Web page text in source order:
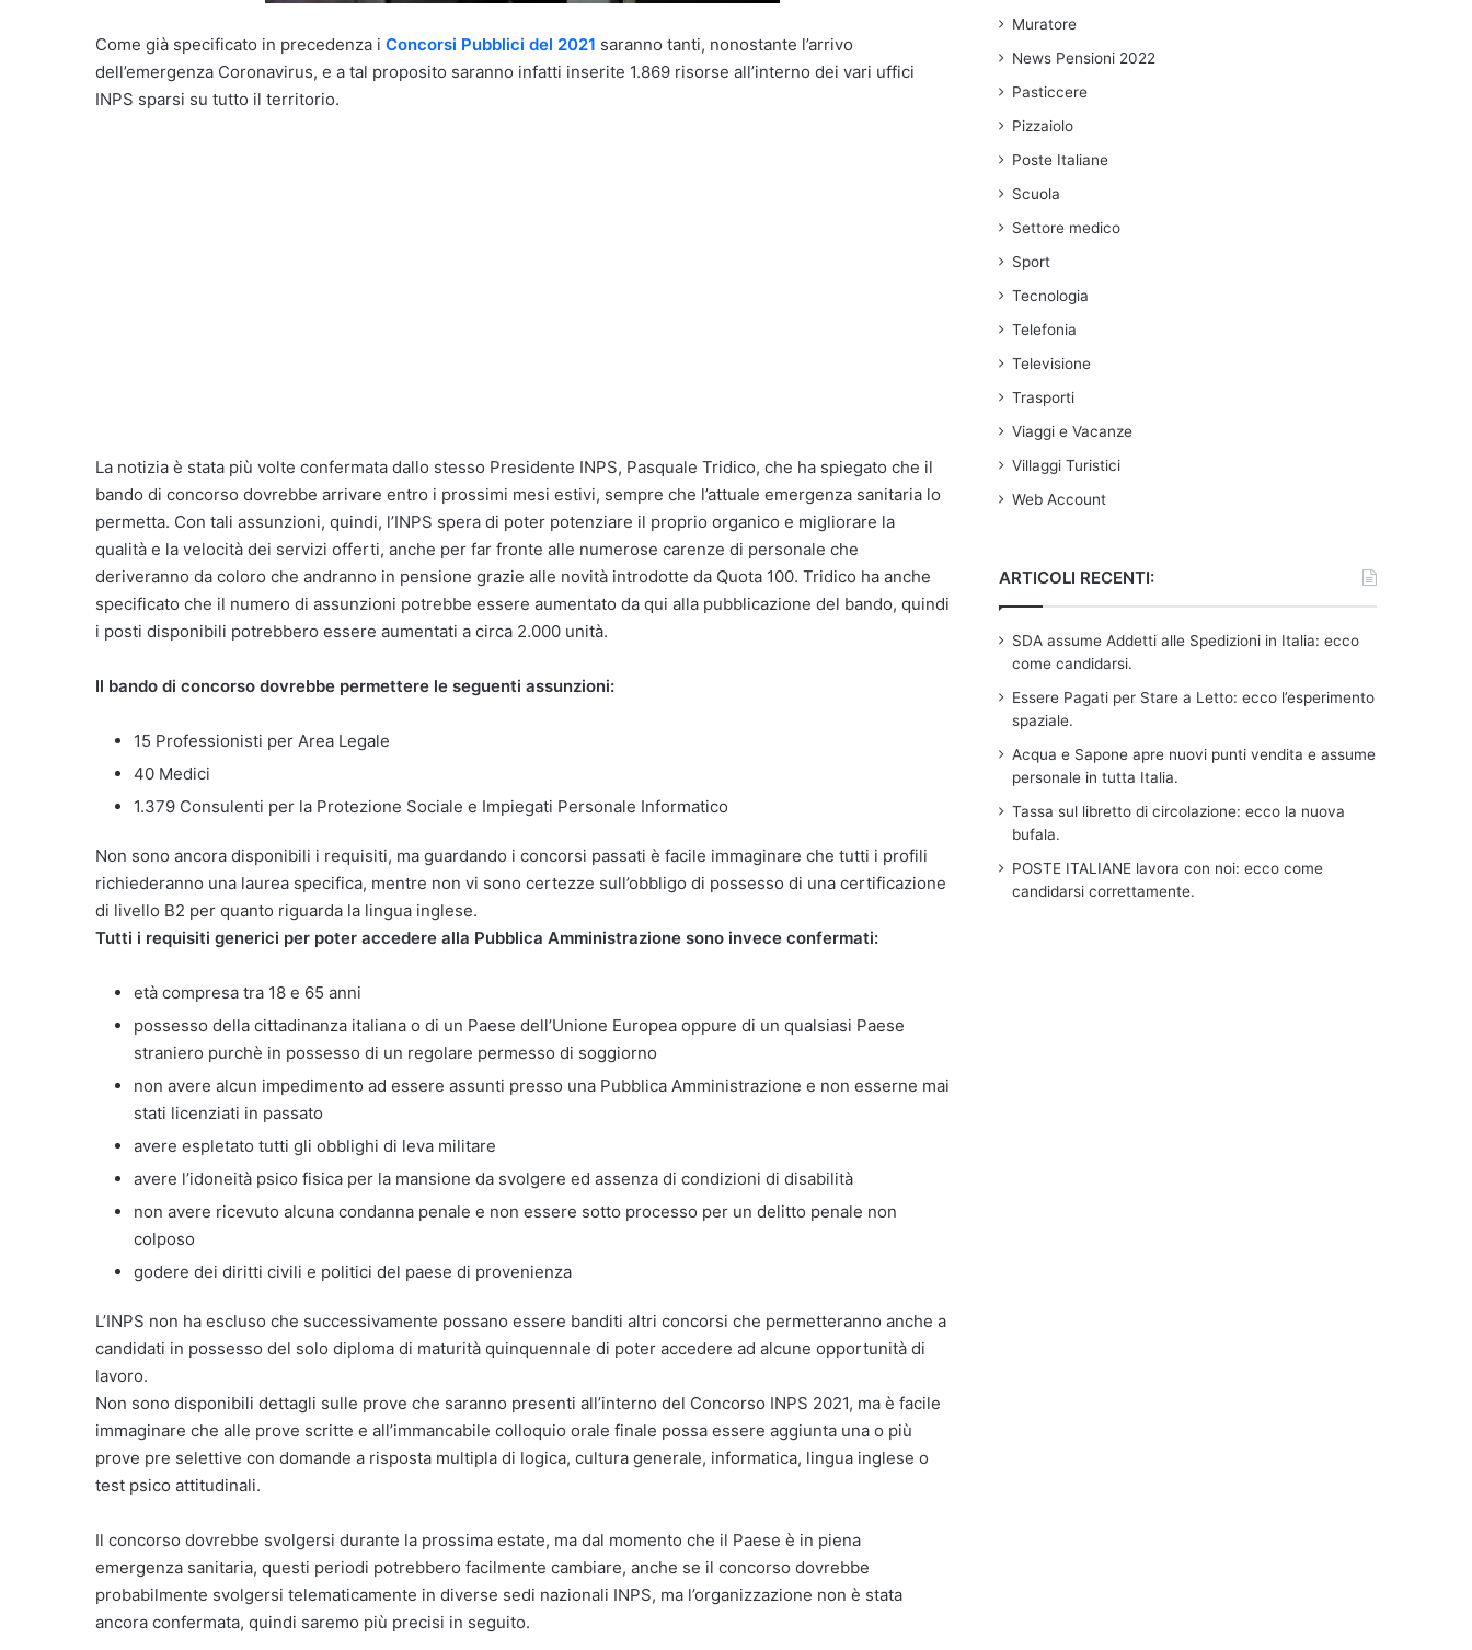
Come già specificato in precedenza i Concorsi Pubblici del 2021 saranno tanti, nonostante l’arrivo
dell’emergenza Coronavirus, e a tal proposito saranno infatti inserite 1.869 risorse all’interno dei vari uffici
INPS sparsi su tutto il territorio.
La notizia è stata più volte confermata dallo stesso Presidente INPS, Pasquale Tridico, che ha spiegato che il
bando di concorso dovrebbe arrivare entro i prossimi mesi estivi, sempre che l’attuale emergenza sanitaria lo
permetta. Con tali assunzioni, quindi, l’INPS spera di poter potenziare il proprio organico e migliorare la
qualità e la velocità dei servizi offerti, anche per far fronte alle numerose carenze di personale che
deriveranno da coloro che andranno in pensione grazie alle novità introdotte da Quota 100. Tridico ha anche
specificato che il numero di assunzioni potrebbe essere aumentato da qui alla pubblicazione del bando, quindi
i posti disponibili potrebbero essere aumentati a circa 2.000 unità.
Il bando di concorso dovrebbe permettere le seguenti assunzioni:
15 Professionisti per Area Legale
40 Medici
1.379 Consulenti per la Protezione Sociale e Impiegati Personale Informatico
Non sono ancora disponibili i requisiti, ma guardando i concorsi passati è facile immaginare che tutti i profili
richiederanno una laurea specifica, mentre non vi sono certezze sull’obbligo di possesso di una certificazione
di livello B2 per quanto riguarda la lingua inglese.
Tutti i requisiti generici per poter accedere alla Pubblica Amministrazione sono invece confermati:
età compresa tra 18 e 65 anni
possesso della cittadinanza italiana o di un Paese dell’Unione Europea oppure di un qualsiasi Paese
straniero purchè in possesso di un regolare permesso di soggiorno
non avere alcun impedimento ad essere assunti presso una Pubblica Amministrazione e non esserne mai
stati licenziati in passato
avere espletato tutti gli obblighi di leva militare
avere l’idoneità psico fisica per la mansione da svolgere ed assenza di condizioni di disabilità
non avere ricevuto alcuna condanna penale e non essere sotto processo per un delitto penale non
colposo
godere dei diritti civili e politici del paese di provenienza
L’INPS non ha escluso che successivamente possano essere banditi altri concorsi che permetteranno anche a
candidati in possesso del solo diploma di maturità quinquennale di poter accedere ad alcune opportunità di
lavoro.
Non sono disponibili dettagli sulle prove che saranno presenti all’interno del Concorso INPS 2021, ma è facile
immaginare che alle prove scritte e all’immancabile colloquio orale finale possa essere aggiunta una o più
prove pre selettive con domande a risposta multipla di logica, cultura generale, informatica, lingua inglese o
test psico attitudinali.
Il concorso dovrebbe svolgersi durante la prossima estate, ma dal momento che il Paese è in piena
emergenza sanitaria, questi periodi potrebbero facilmente cambiare, anche se il concorso dovrebbe
probabilmente svolgersi telematicamente in diverse sedi nazionali INPS, ma l’organizzazione non è stata
ancora confermata, quindi saremo più precisi in seguito.
Muratore
News Pensioni 2022
Pasticcere
Pizzaiolo
Poste Italiane
Scuola
Settore medico
Sport
Tecnologia
Telefonia
Televisione
Trasporti
Viaggi e Vacanze
Villaggi Turistici
Web Account
ARTICOLI RECENTI:
SDA assume Addetti alle Spedizioni in Italia: ecco
come candidarsi.
Essere Pagati per Stare a Letto: ecco l’esperimento
spaziale.
Acqua e Sapone apre nuovi punti vendita e assume
personale in tutta Italia.
Tassa sul libretto di circolazione: ecco la nuova
bufala.
POSTE ITALIANE lavora con noi: ecco come
candidarsi correttamente.